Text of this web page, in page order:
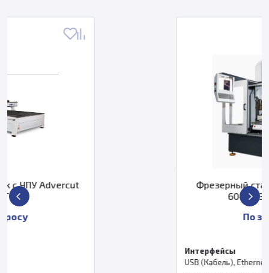
Фрезерный станок с ЧПУ Роутер
USB (Кабель), Ethernet (LAN), Wi-Fi